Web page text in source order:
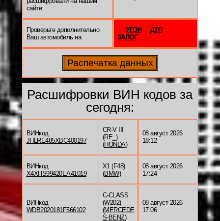
сайте:
Проверьте дополнительно
Ваш автомобиль на:
УГОН
ДТП
ЗАЛОГ
Расшифровки ВИН кодов за
сегодня:
ВИНкод
JHLRE485XBC400197
CR-V III
(RE_)
(HONDA)
08 август 2026
18:12
ВИНкод
X4XHS99420EA41019
X1 (F48)
(BMW)
08 август 2026
17:24
ВИНкод
WDB2020181F566102
C-CLASS
(W202)
(MERCEDE
S-BENZ)
08 август 2026
17:06